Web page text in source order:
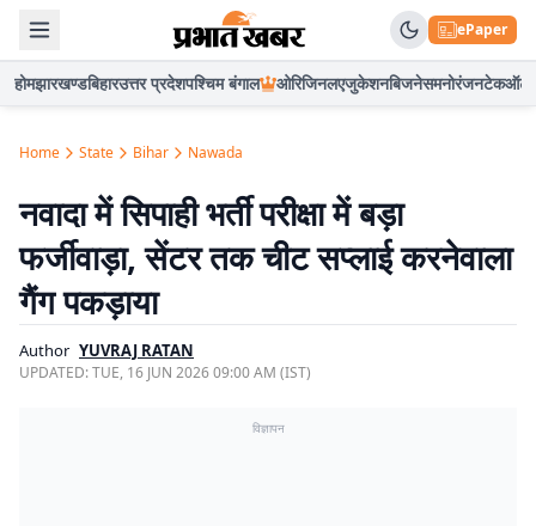
ePaper
होमझारखण्डबिहारउत्तर प्रदेशपश्चिम बंगाल ओरिजिनलएजुकेशनबिजनेसमनोरंजनटेकऑटो
Home State Bihar Nawada
नवादा में सिपाही भर्ती परीक्षा में बड़ा
फर्जीवाड़ा, सेंटर तक चीट सप्लाई करनेवाला
गैंग पकड़ाया
Author YUVRAJ RATAN
UPDATED:TUE, 16 JUN 2026 09:00 AM (IST)
विज्ञापन